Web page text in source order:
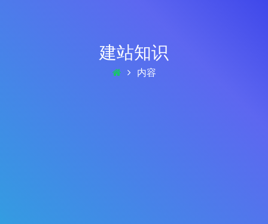
建站知识
内容